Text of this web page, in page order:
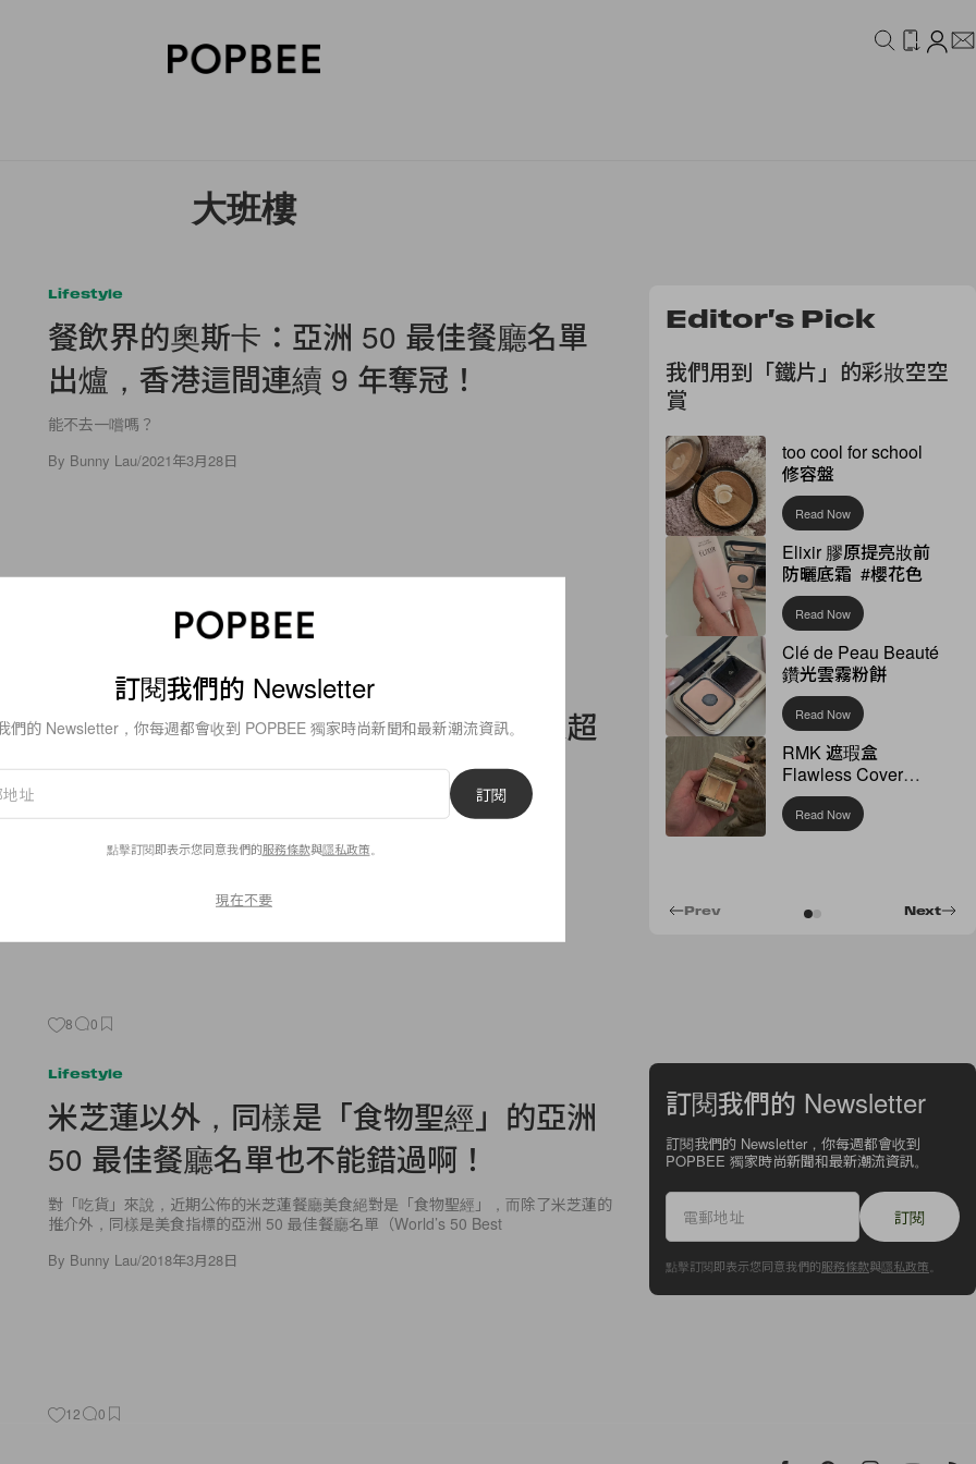
大班樓
Lifestyle
餐飲界的奧斯卡：亞洲 50 最佳餐廳名單
出爐，香港這間連續 9 年奪冠！
能不去一嚐嗎？
By Bunny Lau/2021年3月28日
Lifestyle
明天限定！Shake Shack x 大班樓聯乘超
級限量麻辣漢堡包
鮮味牛肉配微辣醬汁，讓人停不了口的美味漢堡包！
Audrey Tsang/2019年7月12日
8 0
Lifestyle
米芝蓮以外，同樣是「食物聖經」的亞洲
50 最佳餐廳名單也不能錯過啊！
對「吃貨」來說，近期公佈的米芝蓮餐廳美食絕對是「食物聖經」，而除了米芝蓮的
推介外，同樣是美食指標的亞洲 50 最佳餐廳名單（World’s 50 Best
By Bunny Lau/2018年3月28日
12 0
Editor's Pick
我們用到「鐵片」的彩妝空空
賞
too cool for school
修容盤
Read Now
Elixir 膠原提亮妝前
防曬底霜 #櫻花色
Read Now
Clé de Peau Beauté
鑽光雲霧粉餅
Read Now
RMK 遮瑕盒
Flawless Cover
Concealer
Read Now
Next
Prev
訂閱我們的 Newsletter
訂閱我們的 Newsletter，你每週都會收到
POPBEE 獨家時尚新聞和最新潮流資訊。
訂閱
點擊訂閱即表示您同意我們的服務條款與隱私政策
訂閱我們的 Newsletter
們的 Newsletter，你每週都會收到 POPBEE 獨家時尚新聞和最新潮流資訊。
訂閱
點擊訂閱即表示您同意我們的服務條款與隱私政策
現在不要